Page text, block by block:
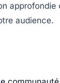
approfondie
audience.